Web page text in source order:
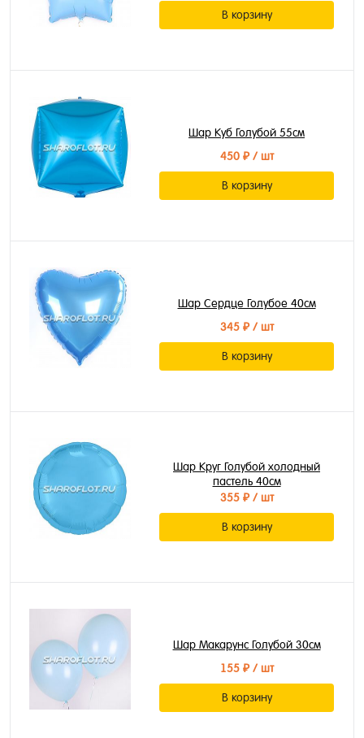
В корзину
Шар Куб Голубой 55см
450 ₽/ шт
В корзину
Шар Сердце Голубое 40см
345 ₽/ шт
В корзину
Шар Круг Голубой холодный
пастель 40см
355 ₽/ шт
В корзину
Шар Макарунс Голубой 30см
155 ₽/ шт
В корзину